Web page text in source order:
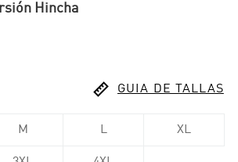
Hincha
 GUIA DE TALLAS
M L XL